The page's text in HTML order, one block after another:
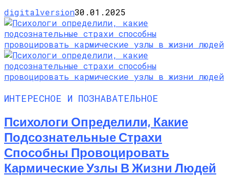
digitalversion30.01.2025
ИНТЕРЕСНОЕ И ПОЗНАВАТЕЛЬНОЕ
Психологи Определили, Какие
Подсознательные Страхи
Способны Провоцировать
Кармические Узлы В Жизни Людей